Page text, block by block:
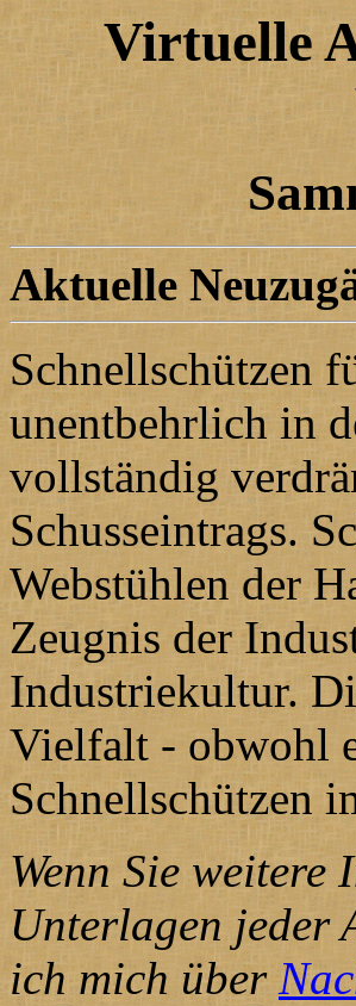
Virtuelle
Aktuelle
Schnellschützen
unentbehrlich in
vollständig
Schusseintrags.
Webstühlen der
Zeugnis der
Industriekultur.
Vielfalt - obwohl
Schnellschützen
Wenn Sie
Unterlagen jeder
ich mich über